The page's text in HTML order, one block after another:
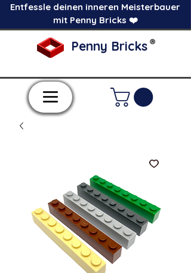
Entfessle deinen inneren Meisterbauer
mit Penny Bricks ❤️
Penny Bricks ®